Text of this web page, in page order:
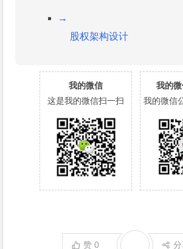
→
股权架构设计
我的微信
这是我的微信扫一扫
我的
我的微信
赞0